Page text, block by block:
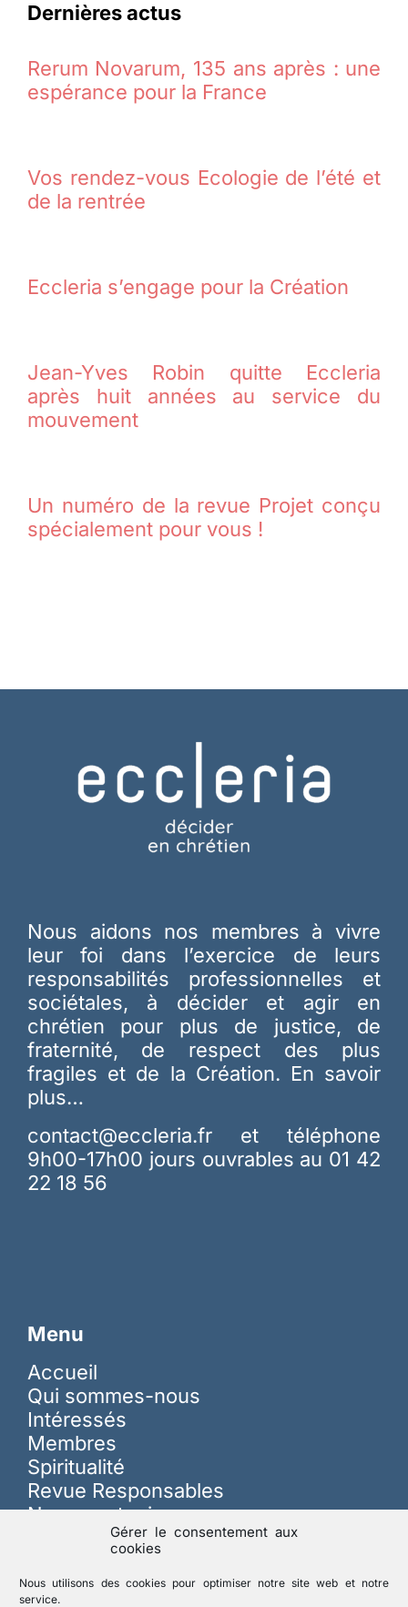
Gérer le consentement aux
cookies
Nous utilisons des cookies pour optimiser notre site web et notre
service.
Dernières actus
Rerum Novarum, 135 ans après : une
espérance pour la France
Vos rendez-vous Ecologie de l’été et
de la rentrée
Eccleria s’engage pour la Création
Jean-Yves Robin quitte Eccleria
après huit années au service du
mouvement
Un numéro de la revue Projet conçu
spécialement pour vous !
Nous aidons nos membres à vivre
leur foi dans l’exercice de leurs
responsabilités professionnelles et
sociétales, à décider et agir en
chrétien pour plus de justice, de
fraternité, de respect des plus
fragiles et de la Création. En savoir
plus…
contact@eccleria.fr et téléphone
9h00-17h00 jours ouvrables au 01 42
22 18 56
Menu
Accueil
Qui sommes-nous
Intéressés
Membres
Spiritualité
Revue Responsables
Nous soutenir